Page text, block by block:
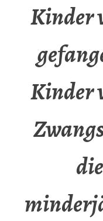
Kinder
Kinder